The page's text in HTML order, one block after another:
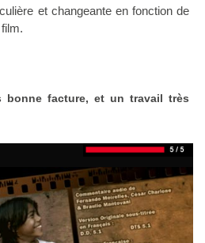
et changeante en fonction de
bonne facture, et un travail très